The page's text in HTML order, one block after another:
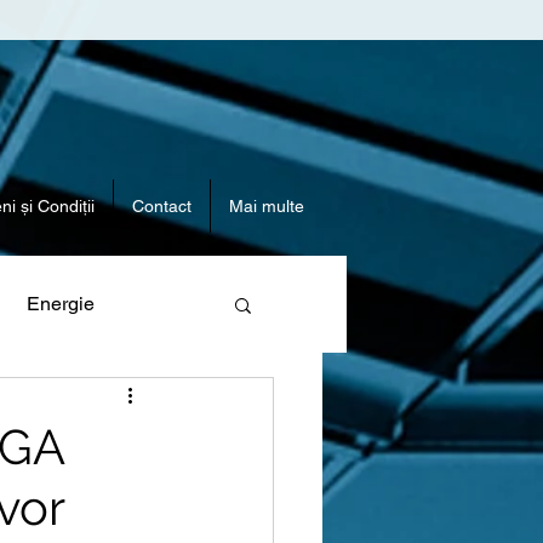
și Condiții Contact Mai multe
Energie